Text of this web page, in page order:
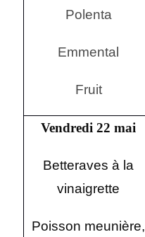
Polenta
Emmental
Fruit
Vendredi 22 mai
Betteraves à la
vinaigrette
Poisson meunière,